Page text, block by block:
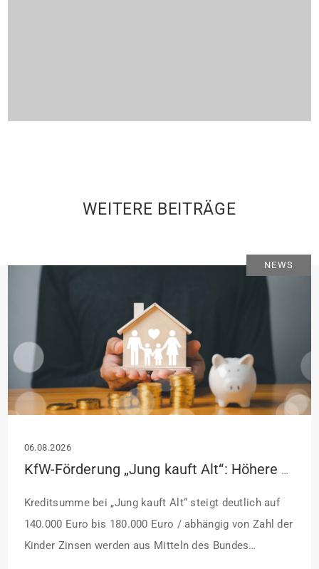
WEITERE BEITRÄGE
NEWS
06.08.2026
KfW-Förderung „Jung kauft Alt“: Höhere Kredite ab August 2026
Kreditsumme bei „Jung kauft Alt“ steigt deutlich auf
140.000 Euro bis 180.000 Euro / abhängig von Zahl der
Kinder Zinsen werden aus Mitteln des Bundes